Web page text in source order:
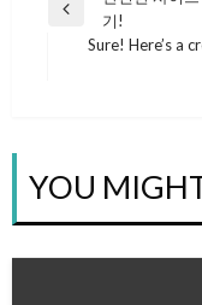
글
Previous기!
Sure! Here’s a
YOU